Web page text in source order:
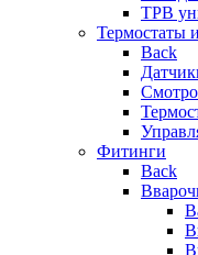
ТРВ
Термостаты
Back
Фитинги
Back